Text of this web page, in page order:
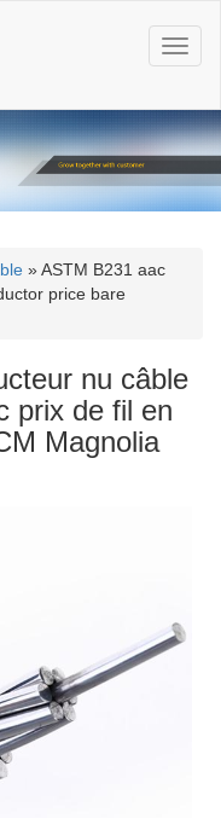
T
o
g
l
n
a
o
»ASTM B231 aac
price bare
nu câble
prix de fil en
Magnolia